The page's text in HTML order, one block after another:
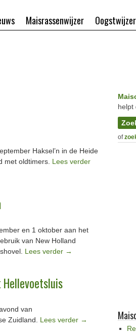
Oogstwijzer
Maisrassenwijzer
Haksel’n in de Heide
met oldtimers. Lees verder
en 1 oktober aan het
van New Holland
Lees verder →
van
Zuidland. Lees verder →
helpt
of